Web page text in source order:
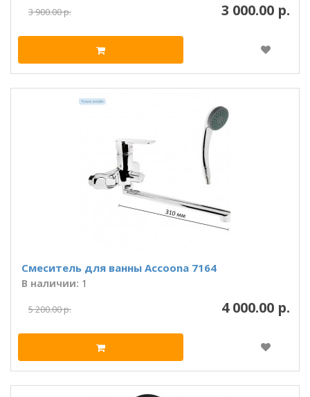
3 000.00 р.
3 900.00 р.
Смеситель для ванны Accoona 7164
В наличии: 1
4 000.00 р.
5 200.00 р.